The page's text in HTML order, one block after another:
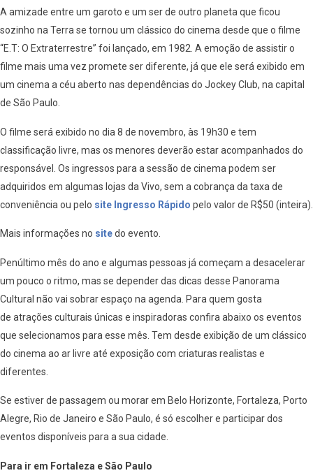
A amizade entre um garoto e um ser de outro planeta que ficou
sozinho na Terra se tornou um clássico do cinema desde que o filme
“E.T: O Extraterrestre” foi lançado, em 1982. A emoção de assistir o
filme mais uma vez promete ser diferente, já que ele será exibido em
um cinema a céu aberto nas dependências do Jockey Club, na capital
de São Paulo.
O filme será exibido no dia 8 de novembro, às 19h30 e tem
classificação livre, mas os menores deverão estar acompanhados do
responsável. Os ingressos para a sessão de cinema podem ser
adquiridos em algumas lojas da Vivo, sem a cobrança da taxa de
conveniência ou pelo site Ingresso Rápido pelo valor de R$50 (inteira).
Mais informações no sitedo evento.
Penúltimo mês do ano e algumas pessoas já começam a desacelerar
um pouco o ritmo, mas se depender das dicas desse Panorama
Cultural não vai sobrar espaço na agenda. Para quem gosta
de atrações culturais únicas e inspiradoras confira abaixo os eventos
que selecionamos para esse mês. Tem desde exibição de um clássico
do cinema ao ar livre até exposição com criaturas realistas e
diferentes.
Se estiver de passagem ou morar em Belo Horizonte, Fortaleza, Porto
Alegre, Rio de Janeiro e São Paulo, é só escolher e participar dos
eventos disponíveis para a sua cidade.
Para ir em Fortaleza e São Paulo